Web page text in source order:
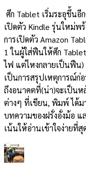
ศึก Tablet เริ่มระอุขึ้นอี
เปิดตัว Kindle รุ่นใหม่พ
การเปิดตัว Amazon
1 ในผู้ใส่ฟืนให้ศึก
ไฟ แต่ไหงกลายเป็นฟืน
เป็นการสรุปเหตุการณ์ก่
ถึงอนาคตที่(น่า)จะเป็นห
ต่างๆ ที่เขียน, พิมพ์ ได้ม
บทความของฝรั่งอั่งม้อ
เน้นให้อ่านเข้าใจง่ายที่